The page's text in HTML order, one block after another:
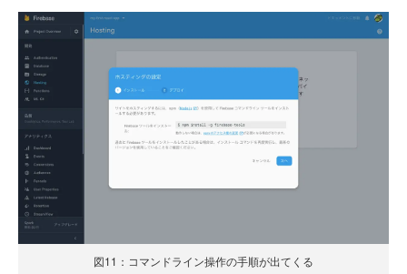
図11：コマンドライン操作の手順が出てくる